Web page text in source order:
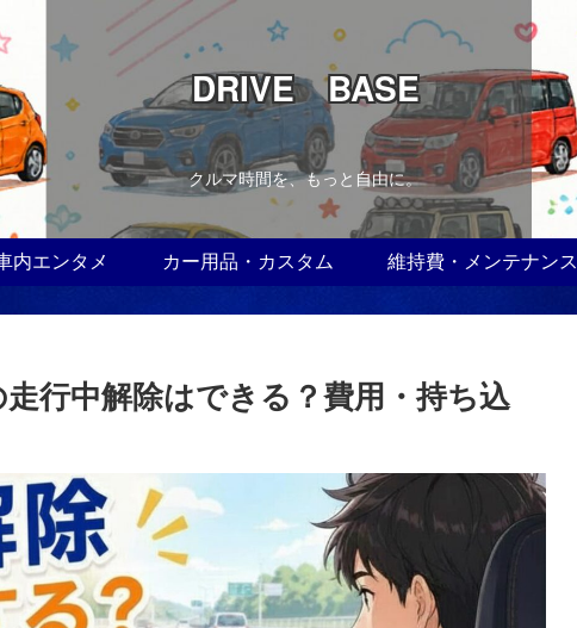
DRIVE BASE
クルマ時間を、もっと自由に。
内エンタメ カー用品・カスタム 維持費・メンテナンス
行中解除はできる？費用・持ち込